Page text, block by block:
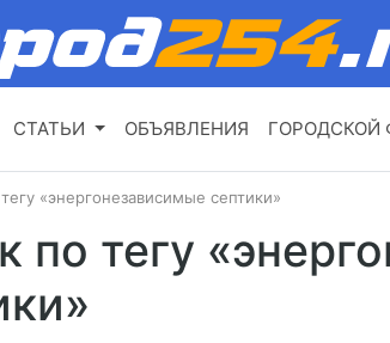
СТАТЬИ ОБЪЯВЛЕНИЯ ГОРОДСКОЙ
«энергонезависимые септики»
по тегу